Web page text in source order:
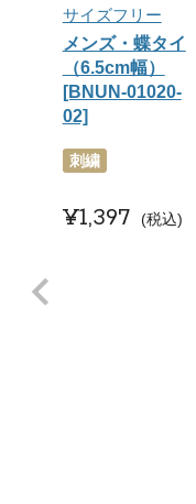
サイズフリー
メンズ・蝶タイ
（6.5cm幅）
[BNUN-01020-
02]
刺繍
¥1,397 税込